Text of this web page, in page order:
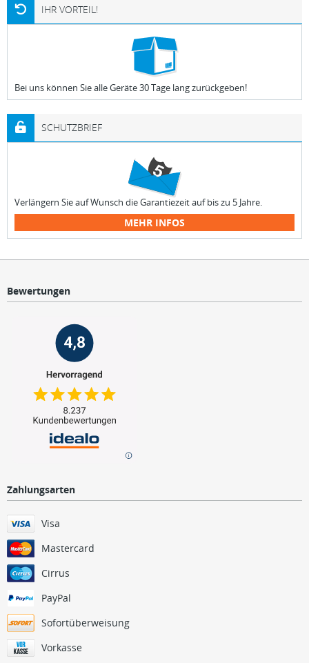
IHR VORTEIL!
Bei uns können Sie alle Geräte 30 Tage lang zurückgeben!
SCHUTZBRIEF
Verlängern Sie auf Wunsch die Garantiezeit auf bis zu 5 Jahre.
MEHR INFOS
Bewertungen
Zahlungsarten
Visa
Mastercard
Cirrus
PayPal
Sofortüberweisung
Vorkasse